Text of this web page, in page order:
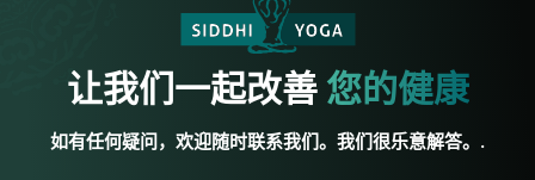
让我们一起改善 您的健康
如有任何疑问，欢迎随时联系我们。我们很乐意解答。.